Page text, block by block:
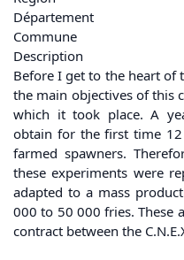
Département
Commune
Description
Before I get to the heart of
the main objectives of this
which it took place. A
obtain for the first time
farmed spawners.
these experiments were
adapted to a mass
000 to 50 000 fries. These
contract between the